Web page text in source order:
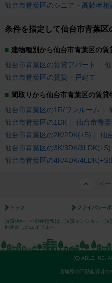
仙台市青葉区のシニア・高齢者相
条件を指定して仙台市青葉
建物種別から仙台市青葉区の賃
仙台市青葉区の賃貸アパート
仙台市青葉区の賃貸一戸建て
間取りから仙台市青葉区の賃貸
仙台市青葉区の1R/ワンルーム
仙台市青葉区の1DK
仙台市青
仙台市青葉区の2K/2DK(+S)
仙
仙台市青葉区の3K/3DK/3LDK(+S)
仙台市青葉区の4K/4DK/4LDK(+S)
ペ
トップ プライバシー
賃貸物件・不動産情報は、賃貸マンション・
部屋探しのエイブルへ
(C) ABLE INC.
宮城県の不動産賃貸